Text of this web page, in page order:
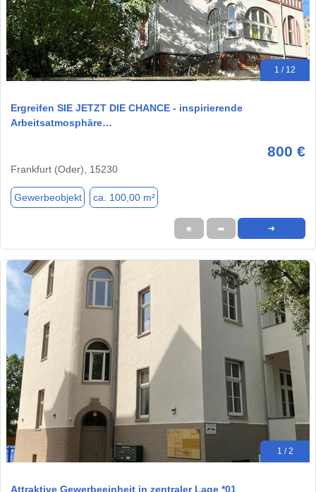
1 / 12
Ergreifen SIE JETZT DIE CHANCE - inspirierende
Arbeitsatmosphäre…
800 €
Frankfurt (Oder), 15230
Gewerbeobjekt ca. 100,00 m²
★ ➦ ➜
1 / 2
Attraktive Gewerbeeinheit in zentraler Lage *01